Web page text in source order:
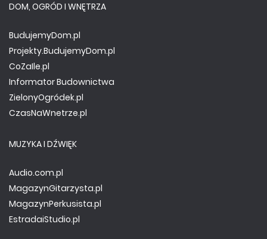
DOM, OGRÓD I WNĘTRZA
BudujemyDom.pl
Projekty.BudujemyDom.pl
CoZaIle.pl
Informator Budownictwa
ZielonyOgródek.pl
CzasNaWnetrze.pl
MUZYKA I DŹWIĘK
Audio.com.pl
MagazynGitarzysta.pl
MagazynPerkusista.pl
EstradaiStudio.pl